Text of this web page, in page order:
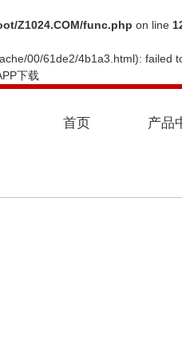
Z1024.COM/func.php on line
00/61de2/4b1a3.html): failed
下载
首页 产品